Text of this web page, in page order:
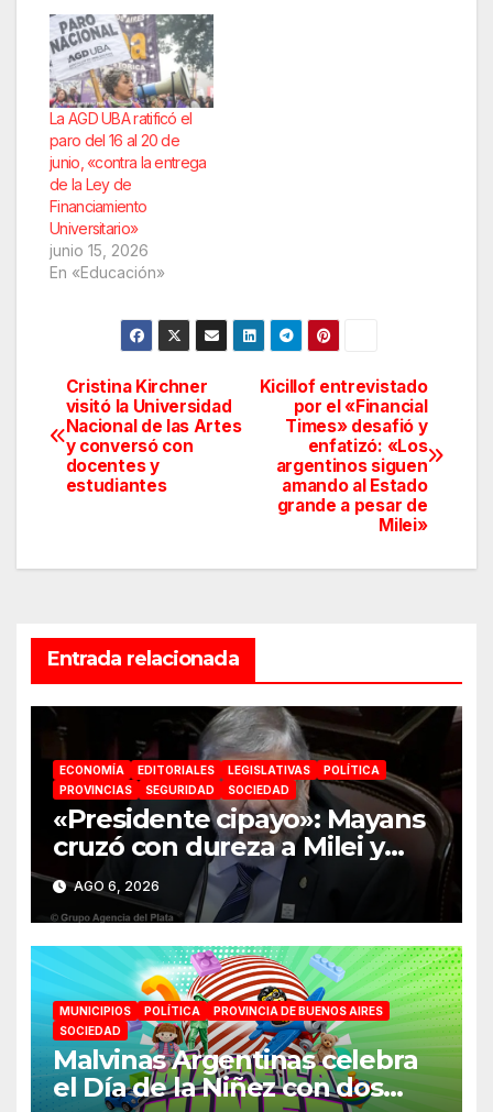
La AGD UBA ratificó el
paro del 16 al 20 de
junio, «contra la entrega
de la Ley de
Financiamiento
Universitario»
junio 15, 2026
En «Educación»
Navegación
de
entradas
Kicillof entrevistado
por el «Financial
Times» desafió y
enfatizó: «Los
argentinos siguen
amando al Estado
grande a pesar de
Milei»
Cristina Kirchner
visitó la Universidad
Nacional de las Artes
y conversó con
docentes y
estudiantes
Entrada relacionada
ECONOMÍA EDITORIALES LEGISLATIVAS
POLÍTICA
PROVINCIAS
SEGURIDAD SOCIEDAD
«Presidente cipayo»: Mayans
cruzó con dureza a Milei y
advirtió sobre un juicio
político por traición a la Patria
AGO 6, 2026
MUNICIPIOS POLÍTICA
PROVINCIA DE BUENOS AIRES
SOCIEDAD
Malvinas Argentinas celebra
el Día de la Niñez con dos